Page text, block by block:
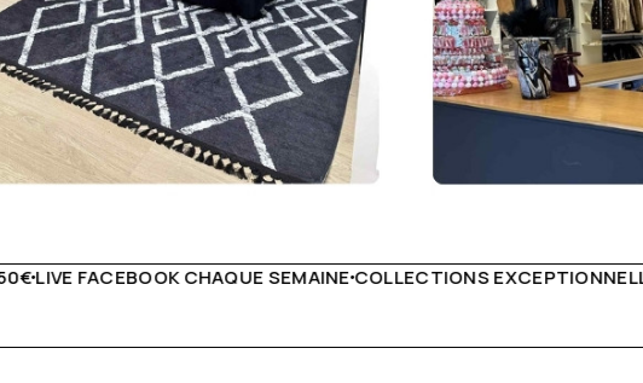
COLLECTIONS EXCEPTIONNELLESCONSEILS DE STYLE PAR AUDREY B